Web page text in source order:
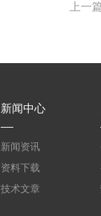
上一
新闻中心
新闻资讯
资料下载
技术文章